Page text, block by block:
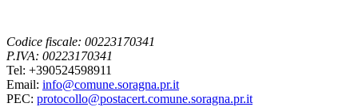
Codice fiscale: 00223170341
P.IVA: 00223170341
Tel: +390524598911
Email: info@comune.soragna.pr.it
PEC: protocollo@postacert.comune.soragna.pr.it